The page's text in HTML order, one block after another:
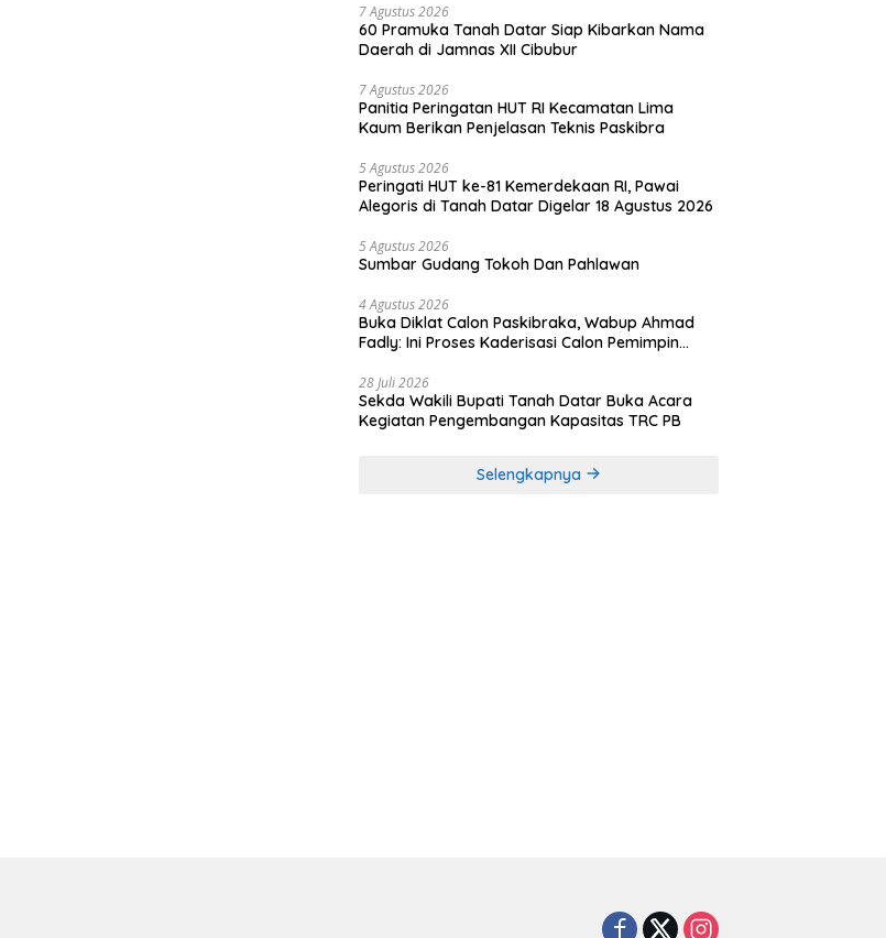
7 Agustus 2026
60 Pramuka Tanah Datar Siap Kibarkan Nama
Daerah di Jamnas XII Cibubur
7 Agustus 2026
Panitia Peringatan HUT RI Kecamatan Lima
Kaum Berikan Penjelasan Teknis Paskibra
5 Agustus 2026
Peringati HUT ke-81 Kemerdekaan RI, Pawai
Alegoris di Tanah Datar Digelar 18 Agustus 2026
5 Agustus 2026
Sumbar Gudang Tokoh Dan Pahlawan
4 Agustus 2026
Buka Diklat Calon Paskibraka, Wabup Ahmad
Fadly: Ini Proses Kaderisasi Calon Pemimpin
28 Juli 2026
Sekda Wakili Bupati Tanah Datar Buka Acara
Kegiatan Pengembangan Kapasitas TRC PB
Selengkapnya